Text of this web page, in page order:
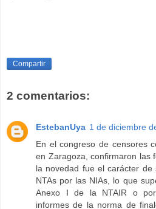
Compartir
2 comentarios:
EstebanUya 1 de diciembre
En el congreso de censores
en Zaragoza, confirmaron las
la novedad fue el carácter
NTAs por las NIAs, lo que
Anexo I de la NTAIR o
informes de la norma de